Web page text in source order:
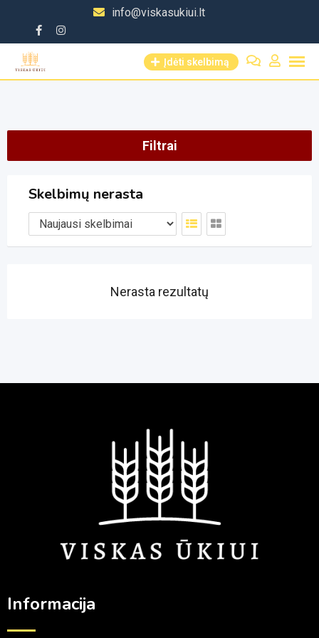
content
info@viskasukiui.lt
Įdėti skelbimą
Filtrai
Skelbimų nerasta
Nerasta rezultatų
Informacija